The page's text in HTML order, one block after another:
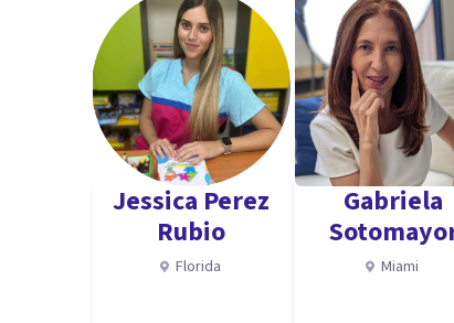
Jessica Perez
Rubio
Florida
Gabriela
Miami